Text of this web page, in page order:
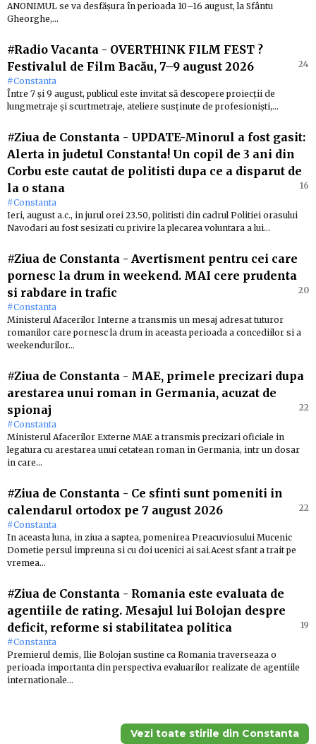
ANONIMUL se va desfășura în perioada 10–16 august, la Sfântu
Gheorghe,…
#Radio Vacanta - OVERTHINK FILM FEST ?
Festivalul de Film Bacău, 7–9 august 2026
24
#Constanta
Între 7 și 9 august, publicul este invitat să descopere proiecții de
lungmetraje și scurtmetraje, ateliere susținute de profesioniști,…
#Ziua de Constanta - UPDATE-Minorul a fost gasit:
Alerta in judetul Constanta! Un copil de 3 ani din
Corbu este cautat de politisti dupa ce a disparut de
la o stana
16
#Constanta
Ieri, august a.c., in jurul orei 23.50, politisti din cadrul Politiei orasului
Navodari au fost sesizati cu privire la plecarea voluntara a lui…
#Ziua de Constanta - Avertisment pentru cei care
pornesc la drum in weekend. MAI cere prudenta
si rabdare in trafic
20
#Constanta
Ministerul Afacerilor Interne a transmis un mesaj adresat tuturor
romanilor care pornesc la drum in aceasta perioada a concediilor si a
weekendurilor…
#Ziua de Constanta - MAE, primele precizari dupa
arestarea unui roman in Germania, acuzat de
spionaj
22
#Constanta
Ministerul Afacerilor Externe MAE a transmis precizari oficiale in
legatura cu arestarea unui cetatean roman in Germania, intr un dosar
in care…
#Ziua de Constanta - Ce sfinti sunt pomeniti in
calendarul ortodox pe 7 august 2026
22
#Constanta
In aceasta luna, in ziua a saptea, pomenirea Preacuviosului Mucenic
Dometie persul impreuna si cu doi ucenici ai sai.Acest sfant a trait pe
vremea…
#Ziua de Constanta - Romania este evaluata de
agentiile de rating. Mesajul lui Bolojan despre
deficit, reforme si stabilitatea politica
19
#Constanta
Premierul demis, Ilie Bolojan sustine ca Romania traverseaza o
perioada importanta din perspectiva evaluarilor realizate de agentiile
internationale…
Vezi toate stirile din Constanta